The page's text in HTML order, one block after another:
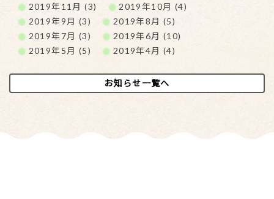
2019年11月 (3)
2019年10月 (4)
2019年9月 (3)
2019年8月 (5)
2019年7月 (3)
2019年6月 (10)
2019年5月 (5)
2019年4月 (4)
お知らせ一覧へ